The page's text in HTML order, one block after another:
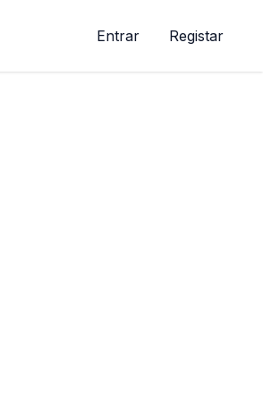
Entrar Registar